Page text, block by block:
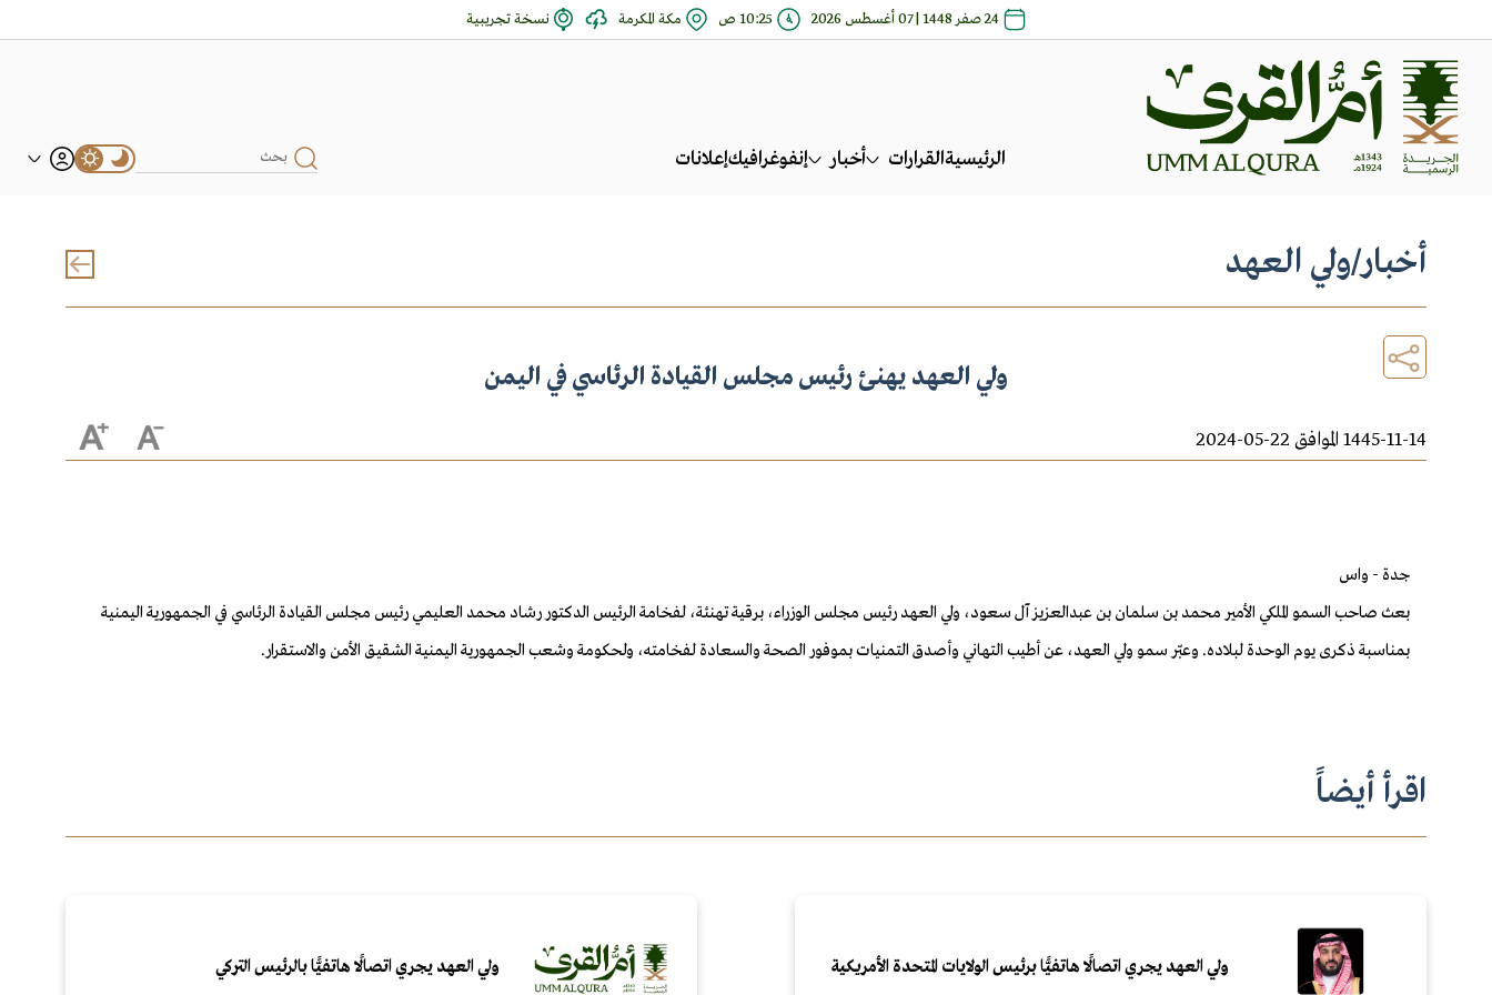
24 صفر 1448 | 07 أغسطس 2026 10:25 ص مكة المكرمة نسخة تجريبية
الرئيسيةالقرارات أخبار إنفوغرافيكإعلانات
أخبار/ولي العهد
ولي العهد يهنئ رئيس مجلس القيادة الرئاسي في اليمن
1445-11-14 الموافق 22-05-2024
جدة - واس
بعث صاحب السمو الملكي الأمير محمد بن سلمان بن عبدالعزيز آل سعود، ولي العهد رئيس مجلس الوزراء، برقية تهنئة، لفخامة الرئيس الدكتور رشاد محمد العليمي رئيس مجلس القيادة الرئاسي في الجمهورية اليمنية
بمناسبة ذكرى يوم الوحدة لبلاده. وعبّر سمو ولي العهد، عن أطيب التهاني وأصدق التمنيات بموفور الصحة والسعادة لفخامته، ولحكومة وشعب الجمهورية اليمنية الشقيق الأمن والاستقرار.
اقرأ أيضاً
ولي العهد يجري اتصالًا هاتفيًّا برئيس الولايات المتحدة الأمريكية ولي العهد يجري اتصالًا هاتفيًّا بالرئيس التركي